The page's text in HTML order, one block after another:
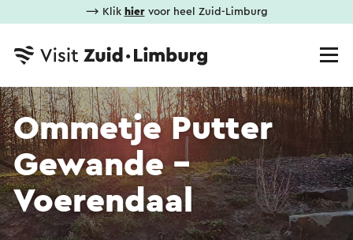
⟶ Klik hiervoor heel Zuid-Limburg
Ommetje Putter
Gewande -
Voerendaal